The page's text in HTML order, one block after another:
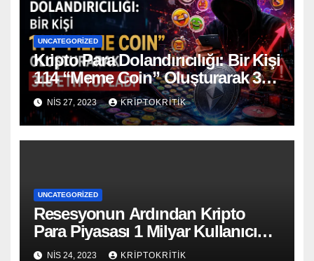
UNCATEGORIZED
Kripto Para Dolandırıcılığı: Bir Kişi
114 “Meme Coin” Oluşturarak 318
ETH Topladı
NIS 27, 2023 KRIPTOKRITIK
UNCATEGORIZED
Resesyonun Ardından Kripto
Para Piyasası 1 Milyar Kullanıcıya
Ulaşacak
NIS 24, 2023 KRIPTOKRITIK